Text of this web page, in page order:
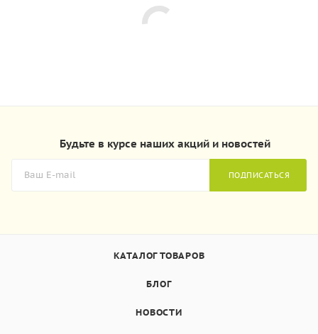
Будьте в курсе наших акций и новостей
ПОДПИСАТЬСЯ
КАТАЛОГ ТОВАРОВ
БЛОГ
НОВОСТИ